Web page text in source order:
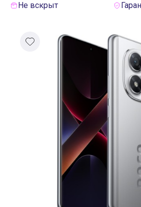
Договор оферты
Реквизиты
Оплата
Доставка
Самовывоз
Не вскрыт